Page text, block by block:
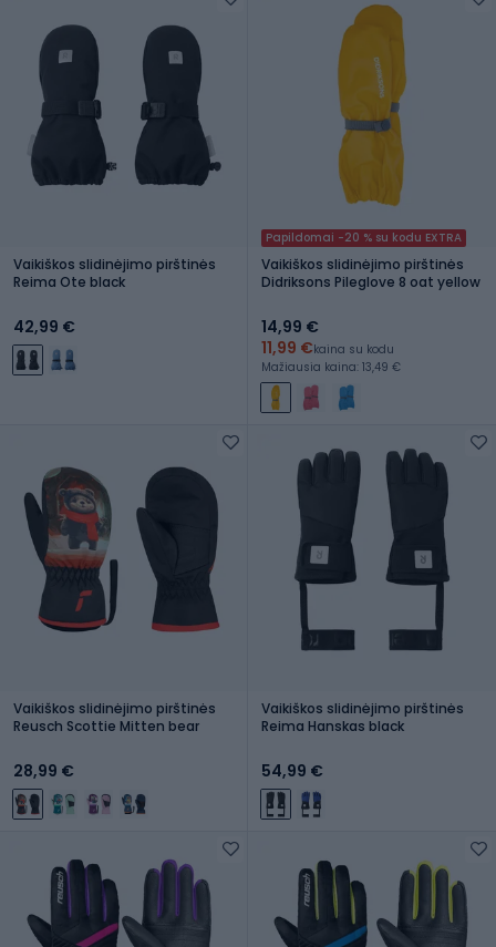
Vaikiškos slidinėjimo pirštinės
Reima Ote black
42,99 €
Papildomai -20 % su kodu EXTRA
Vaikiškos slidinėjimo pirštinės
Didriksons Pileglove 8 oat yellow
14,99 €
11,99 €kaina su kodu
Mažiausia kaina: 13,49 €
Vaikiškos slidinėjimo pirštinės
Reusch Scottie Mitten bear
28,99 €
Vaikiškos slidinėjimo pirštinės
Reima Hanskas black
54,99 €